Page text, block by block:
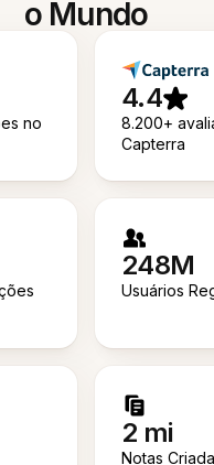
o Mundo
no
4.4
8.200+
Capterra
248M
Usuários
2 mi
Notas